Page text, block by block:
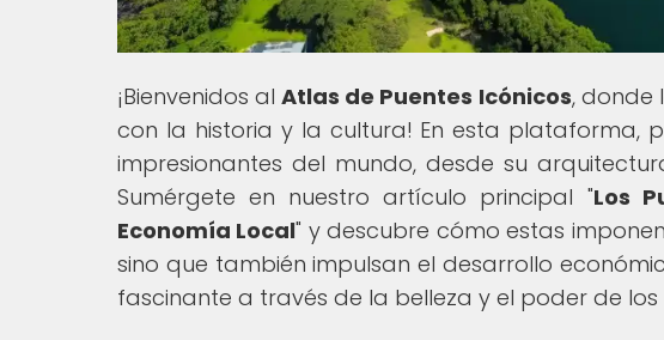
¡Bienvenidos alAtlas de Puentes Icónicos, donde
con la historia y la cultura! En esta plataforma,
impresionantes del mundo, desde su
Sumérgete en nuestro artículo principal "Los
Economía Local" y descubre cómo estas
sino que también impulsan el desarrollo
fascinante a través de la belleza y el poder de los